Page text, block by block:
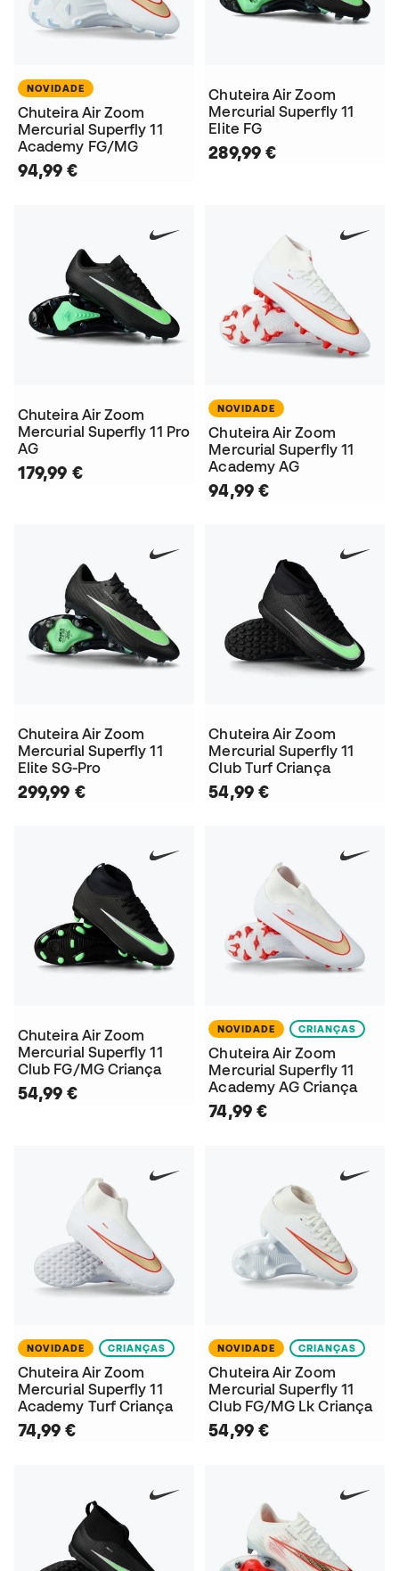
NOVIDADE
Chuteira Air Zoom
Mercurial Superfly 11
Academy FG/MG
94,99 €
Chuteira Air Zoom
Mercurial Superfly 11
Elite FG
289,99 €
Chuteira Air Zoom
Mercurial Superfly 11 Pro
AG
179,99 €
NOVIDADE
Chuteira Air Zoom
Mercurial Superfly 11
Academy AG
94,99 €
Chuteira Air Zoom
Mercurial Superfly 11
Elite SG-Pro
299,99 €
Chuteira Air Zoom
Mercurial Superfly 11
Club Turf Criança
54,99 €
Chuteira Air Zoom
Mercurial Superfly 11
Club FG/MG Criança
54,99 €
NOVIDADE CRIANÇAS
Chuteira Air Zoom
Mercurial Superfly 11
Academy AG Criança
74,99 €
NOVIDADE CRIANÇAS
Chuteira Air Zoom
Mercurial Superfly 11
Academy Turf Criança
74,99 €
NOVIDADE CRIANÇAS
Chuteira Air Zoom
Mercurial Superfly 11
Club FG/MG Lk Criança
54,99 €